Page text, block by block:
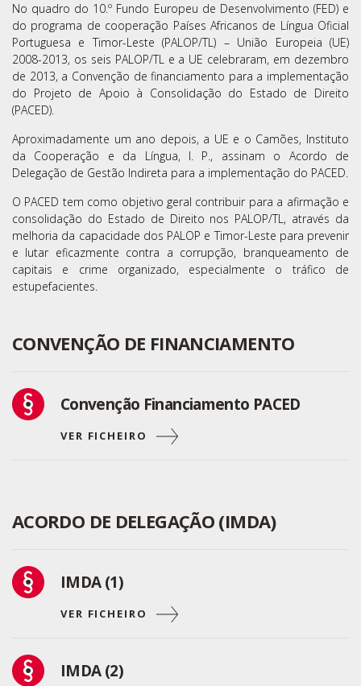
No quadro do 10.º Fundo Europeu de Desenvolvimento (FED) e
do programa de cooperação Países Africanos de Língua Oficial
Portuguesa e Timor-Leste (PALOP/TL) – União Europeia (UE)
2008-2013, os seis PALOP/TL e a UE celebraram, em dezembro
de 2013, a Convenção de financiamento para a implementação
do Projeto de Apoio à Consolidação do Estado de Direito
(PACED).
Aproximadamente um ano depois, a UE e o Camões, Instituto
da Cooperação e da Língua, I. P., assinam o Acordo de
Delegação de Gestão Indireta para a implementação do PACED.
O PACED tem como objetivo geral contribuir para a afirmação e
consolidação do Estado de Direito nos PALOP/TL, através da
melhoria da capacidade dos PALOP e Timor-Leste para prevenir
e lutar eficazmente contra a corrupção, branqueamento de
capitais e crime organizado, especialmente o tráfico de
estupefacientes.
CONVENÇÃO DE FINANCIAMENTO
Convenção Financiamento PACED
VER FICHEIRO
ACORDO DE DELEGAÇÃO (IMDA)
IMDA (1)
VER FICHEIRO
IMDA (2)